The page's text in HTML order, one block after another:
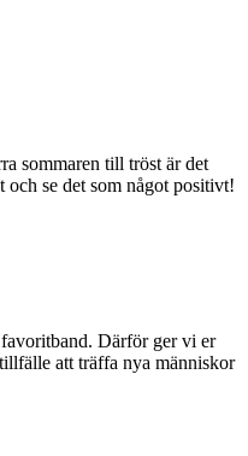
sommaren till tröst är det
och se det som något positivt!
Därför ger vi er
att träffa nya människor